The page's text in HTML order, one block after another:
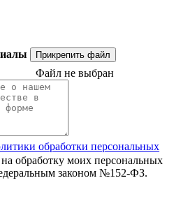
Прикрепить файл
Файл не выбран
обработки персональных
обработку моих персональных
законом №152-ФЗ.